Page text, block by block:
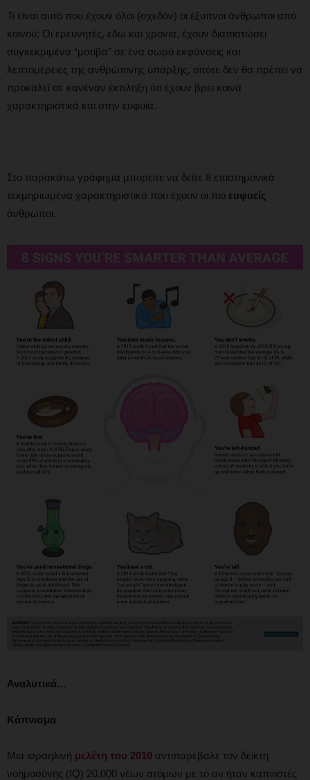
Τι είναι αυτό που έχουν όλοι (σχεδόν) οι έξυπνοι άνθρωποι από
κοινού; Οι ερευνητές, εδώ και χρόνια, έχουν διαπιστώσει
συγκεκριμένα “μοτίβα” σε ένα σωρό εκφάνσεις και
λεπτομέρειες της ανθρώπινης ύπαρξης, οπότε δεν θα πρέπει να
προκαλεί σε κανέναν έκπληξη ότι έχουν βρει κοινά
χαρακτηριστικά και στην ευφυία.
Στο παρακάτω γράφημα μπορείτε να δείτε 8 επιστημονικά
τεκμηριωμένα χαρακτηριστικά που έχουν οι πιο ευφυείς
άνθρωποι.
Αναλυτικά…
Κάπνισμα
Μια ισραηλινή μελέτη του 2010 αντιπαρέβαλε τον δείκτη
νοημοσύνης (IQ) 20.000 νέων ατόμων με το αν ήταν καπνιστές